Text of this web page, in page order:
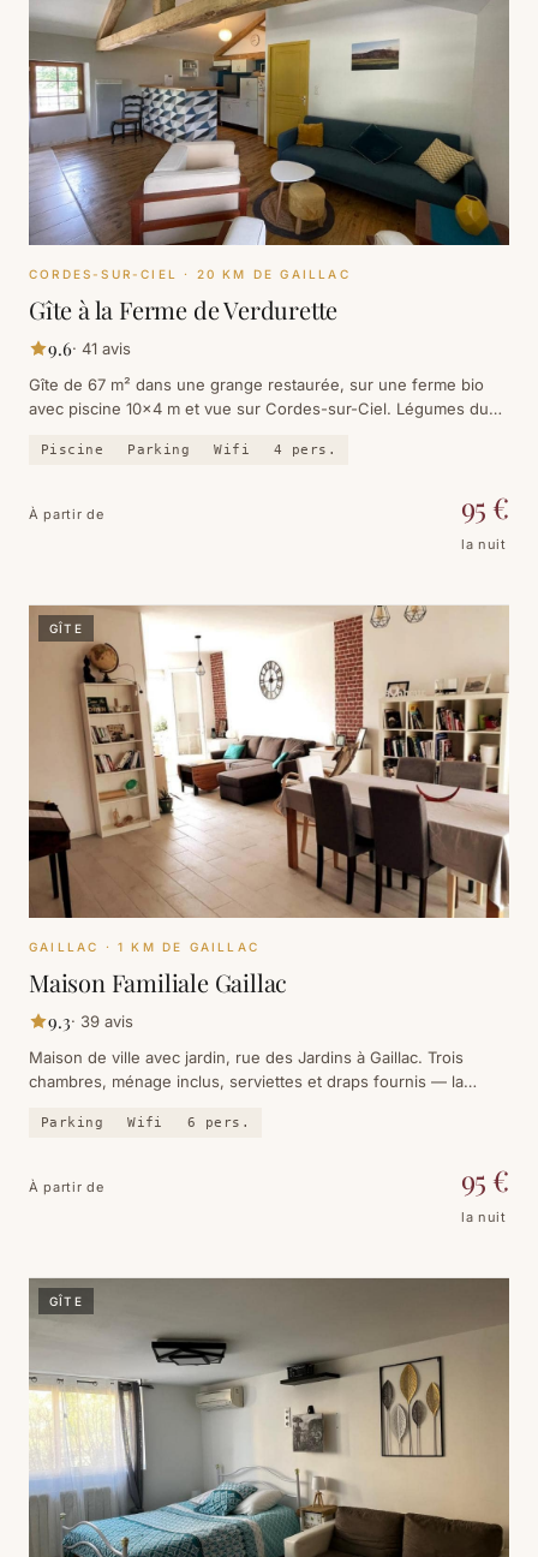
CORDES-SUR-CIEL · 20 KM DE GAILLAC
Gîte à la Ferme de Verdurette
9.6· 41 avis
Gîte de 67 m² dans une grange restaurée, sur une ferme bio
avec piscine 10×4 m et vue sur Cordes-sur-Ciel. Légumes du
Piscine Parking Wifi 4 pers.
À partir de 95 €
la nuit
GÎTE
GAILLAC · 1 KM DE GAILLAC
Maison Familiale Gaillac
9.3· 39 avis
Maison de ville avec jardin, rue des Jardins à Gaillac. Trois
chambres, ménage inclus, serviettes et draps fournis — la
Parking Wifi 6 pers.
À partir de 95 €
la nuit
GÎTE